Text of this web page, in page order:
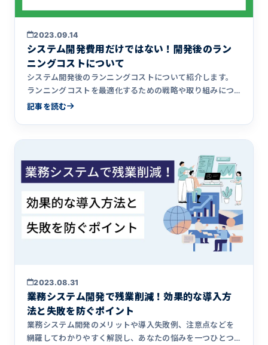
2023.09.14
システム開発費用だけではない！開発後のラン
ニングコストについて
システム開発後のランニングコストについて紹介します。
ランニングコストを最適化するための戦略や取り組みにつ
いても詳しく解説。
記事を読む
2023.08.31
業務システム開発で残業削減！効果的な導入方
法と失敗を防ぐポイント
業務システム開発のメリットや導入失敗例、注意点などを
網羅してわかりやすく解説し、あなたの悩みを一つひとつ